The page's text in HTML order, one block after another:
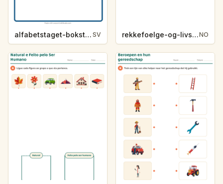
alfabetstaget-bokstavsledtrad-yrken-4317 SV rekkefoelge-og-livssykluser-g1203NO